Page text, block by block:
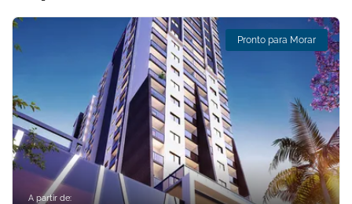
Pronto para Morar
A partir de: